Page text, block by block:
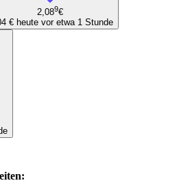
2,089€
€ heute vor etwa 1 Stunde